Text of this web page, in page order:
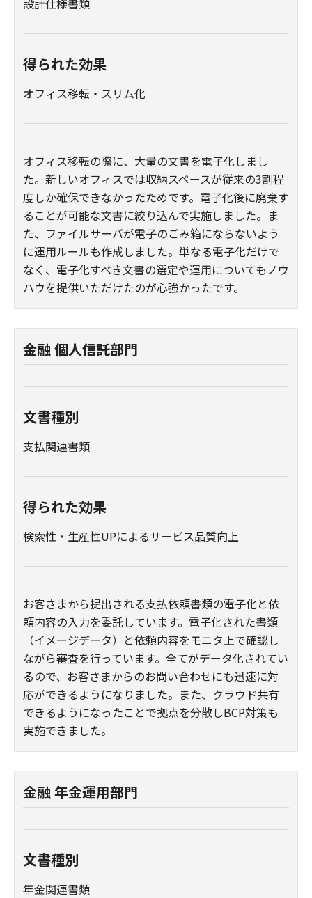
設計仕様書類
得られた効果
オフィス移転・スリム化
オフィス移転の際に、大量の文書を電子化しまし
た。新しいオフィスでは収納スペースが従来の3割程
度しか確保できなかったためです。電子化後に廃棄す
ることが可能な文書に絞り込んで実施しました。ま
た、ファイルサーバが電子のごみ箱にならないよう
に運用ルールも作成しました。単なる電子化だけで
なく、電子化すべき文書の選定や運用についてもノウ
ハウを提供いただけたのが心強かったです。
金融 個人信託部門
文書種別
支払関連書類
得られた効果
検索性・生産性UPによるサービス品質向上
お客さまから提出される支払依頼書類の電子化と依
頼内容の入力を委託しています。電子化された書類
（イメージデータ）と依頼内容をモニタ上で確認し
ながら審査を行っています。全てがデータ化されてい
るので、お客さまからのお問い合わせにも迅速に対
応ができるようになりました。また、クラウド共有
できるようになったことで拠点を分散しBCP対策も
実施できました。
金融 年金運用部門
文書種別
年金関連書類